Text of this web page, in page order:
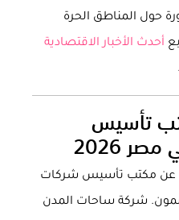
حول المناطق الحرة
أحدث الأخبار الاقتصادية
تأسيس
2026
عن مكتب تأسيس شركات
مصر 2026 غير مضمون. شركة ساحات المدن